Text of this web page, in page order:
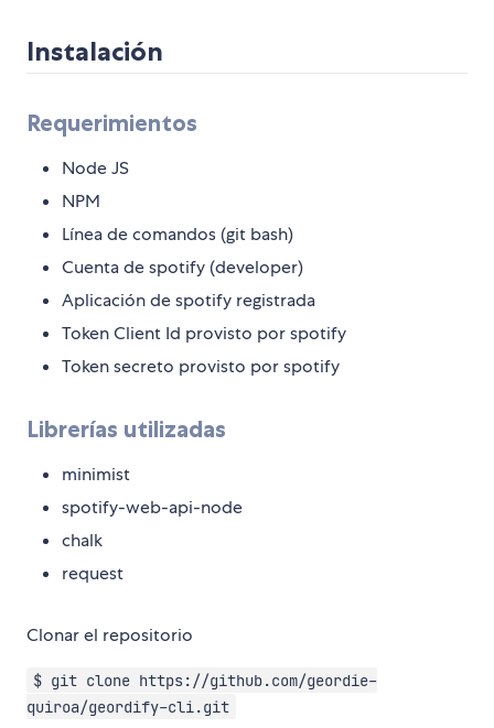
Instalación
Requerimientos
Node JS
NPM
Línea de comandos (git bash)
Cuenta de spotify (developer)
Aplicación de spotify registrada
Token Client Id provisto por spotify
Token secreto provisto por spotify
Librerías utilizadas
minimist
spotify-web-api-node
chalk
request
Clonar el repositorio
$ git clone https://github.com/geordie-
quiroa/geordify-cli.git